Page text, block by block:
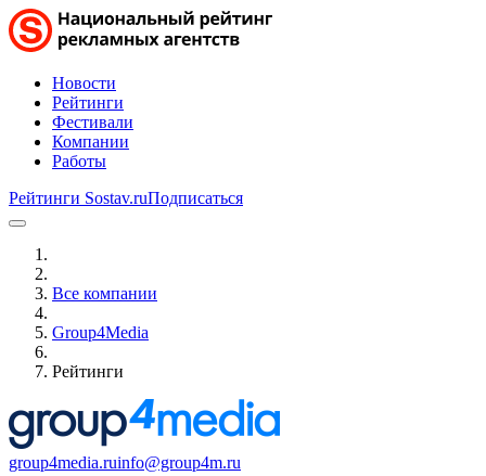
Новости
Рейтинги
Фестивали
Компании
Работы
Рейтинги Sostav.ruПодписаться
Все компании
Group4Media
Рейтинги
group4media.ruinfo@group4m.ru